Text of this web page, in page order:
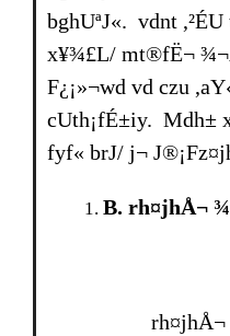
bghUªJ«. vdnt
x¥¾£L/ mt®fË¬
F¿¡»¬wd vd czu
cUth¡fÉ±iy. Mdh±
fyf« br­J/ j¬
B. rh¤jhÅ¬
rh¤jhÅ¬